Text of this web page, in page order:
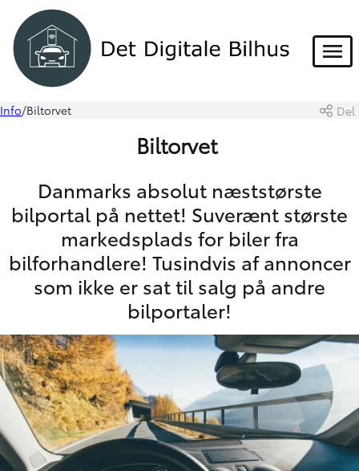
Menu
Info Biltorvet Del
Biltorvet
Danmarks absolut næststørste
bilportal på nettet! Suverænt største
markedsplads for biler fra
bilforhandlere! Tusindvis af annoncer
som ikke er sat til salg på andre
bilportaler!